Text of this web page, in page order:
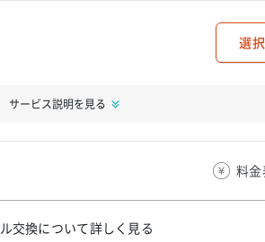
選択
サービス説明を見る
料
交換について詳しく見る